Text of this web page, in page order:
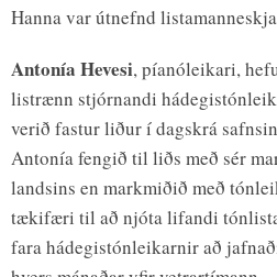
Hanna var útnefnd
Antonía Hevesi, píanóleikari,
listrænn stjórnandi
verið fastur liður í dagskrá
Antonía fengið til liðs með sér
landsins en markmiðið með
tækifæri til að njóta lifandi
fara hádegistónleikarnir að